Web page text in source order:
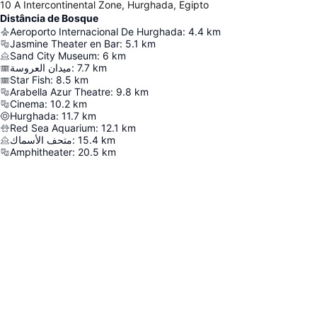
10 A Intercontinental Zone, Hurghada, Egipto
Distância de Bosque
Aeroporto Internacional De Hurghada: 4.4 km
Jasmine Theater en Bar: 5.1 km
Sand City Museum: 6 km
ميدان العروسة: 7.7 km
Star Fish: 8.5 km
Arabella Azur Theatre: 9.8 km
Cinema: 10.2 km
Hurghada: 11.7 km
Red Sea Aquarium: 12.1 km
متحف الأسماك: 15.4 km
Amphitheater: 20.5 km